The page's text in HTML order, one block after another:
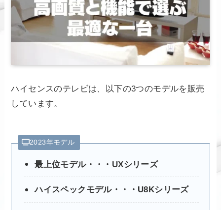
ハイセンスのテレビは、以下の3つのモデルを販売
しています。
2023年モデル
最上位モデル・・・UXシリーズ
ハイスペックモデル・・・U8Kシリーズ